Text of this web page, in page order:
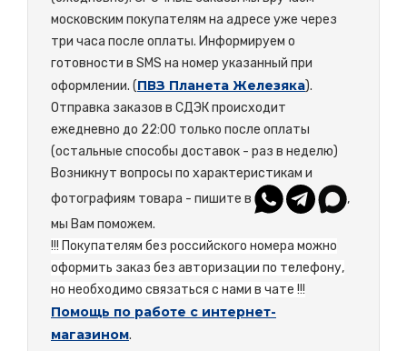
московским покупателям на адресе уже через
три часа после оплаты. Информируем о
готовности в SMS на номер указанный при
оформлении. (ПВЗ Планета Железяка).
Отправка заказов в СДЭК происходит
ежедневно до 22:00 только после оплаты
(остальные способы доставок - раз в неделю)
Возникнут вопросы по характеристикам и
фотографиям товара - пишите в
,
мы Вам поможем.
!!! Покупателям без российского номера можно
оформить заказ без авторизации по телефону,
но необходимо связаться с нами в чате !!!
Помощь по работе с интернет-
магазином.